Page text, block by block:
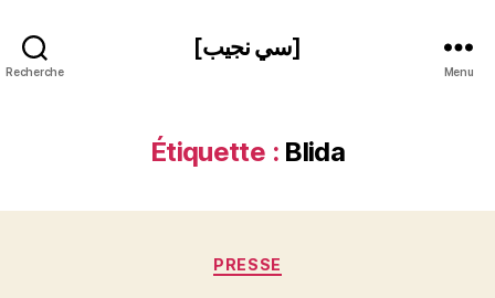
Recherche
[سي نجيب]
Menu
Étiquette : Blida
Catégories
PRESSE